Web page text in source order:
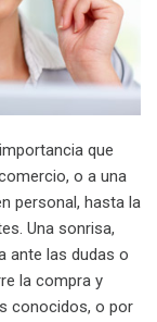
que
o a una
personal, hasta la
Una sonrisa,
ante las dudas o
la compra y
conocidos, o por